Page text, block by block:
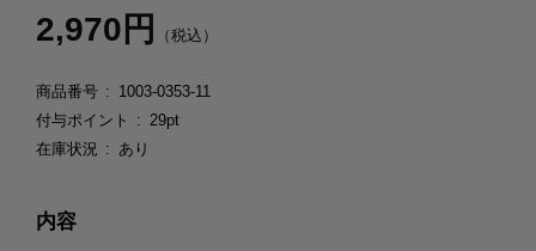
2,970円 （税込）
商品番号
1003-0353-11
付与ポイント
29pt
在庫状況
あり
内容